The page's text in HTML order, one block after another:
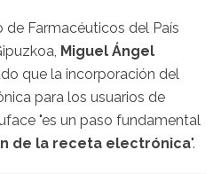
de Farmacéuticos del País
Miguel Ángel
que la incorporación del
para los usuarios de
"es un paso fundamental
de la receta electrónica".